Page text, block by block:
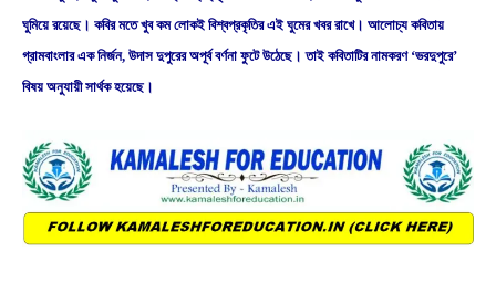
ঘুমিয়ে রয়েছে। কবির মতে খুব কম লােকই বিশ্বপ্রকৃতির এই ঘুমের খবর রাখে। আলােচ্য কবিতায়
গ্রামবাংলার এক নির্জন, উদাস দুপুরের অপূর্ব বর্ণনা ফুটে উঠেছে। তাই কবিতাটির নামকরণ ‘ভরদুপুরে’
বিষয় অনুযায়ী সার্থক হয়েছে।